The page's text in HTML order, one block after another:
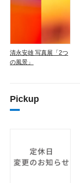
清永安雄 写真展「2つ
の風景」
Pickup